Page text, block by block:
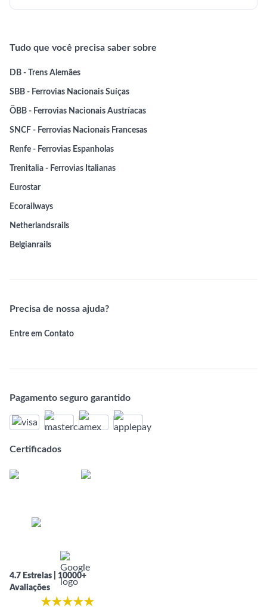
Tudo que você precisa saber sobre
DB - Trens Alemães
SBB - Ferrovias Nacionais Suíças
ÖBB - Ferrovias Nacionais Austríacas
SNCF - Ferrovias Nacionais Francesas
Renfe - Ferrovias Espanholas
Trenitalia - Ferrovias Italianas
Eurostar
Ecorailways
Netherlandsrails
Belgianrails
Precisa de nossa ajuda?
Entre em Contato
Pagamento seguro garantido
Certificados
4.7 Estrelas | 10000+
Avaliações
★★★★★